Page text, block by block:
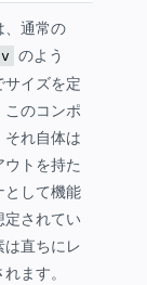
、通常の
のよう
サイズを定
のコンポ
それ自体は
トを持た
として機能
定されてい
は直ちにレ
ます。